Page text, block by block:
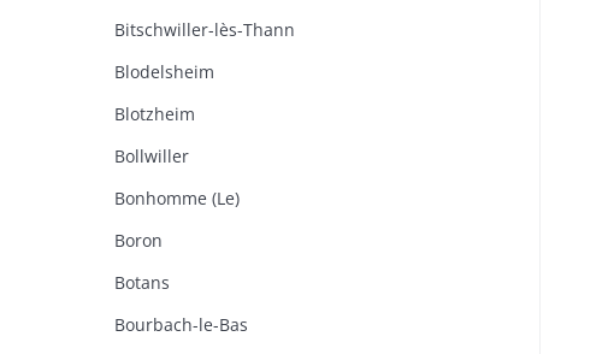
Bitschwiller-lès-Thann
Blodelsheim
Blotzheim
Bollwiller
Bonhomme (Le)
Boron
Botans
Bourbach-le-Bas